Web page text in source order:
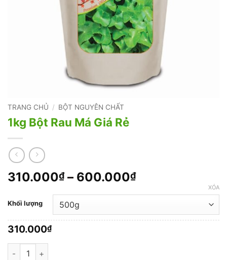
TRANG CHỦ / BỘT NGUYÊN CHẤT
1kg Bột Rau Má Giá Rẻ
310.000₫ – 600.000₫Khoảng
310.000₫
đến
Khối lượng
XÓA
310.000₫
1kg Bột Rau Má Giá Rẻ số lượng